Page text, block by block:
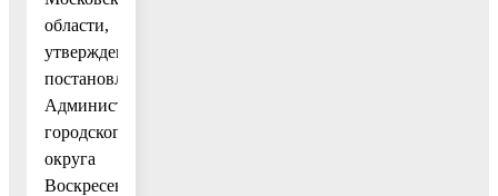
области,
утвержденную
постановлением
Администрации
городского
округа
Воскресенск